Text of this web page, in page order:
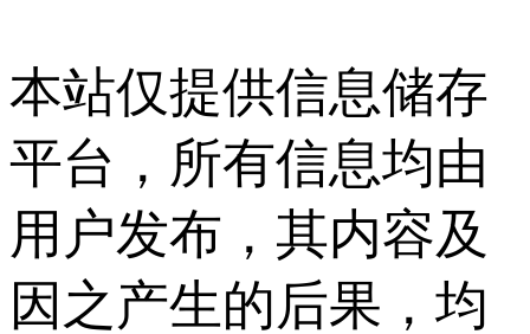
本站仅提供信息储存
平台，所有信息均由
用户发布，其内容及
因之产生的后果，均